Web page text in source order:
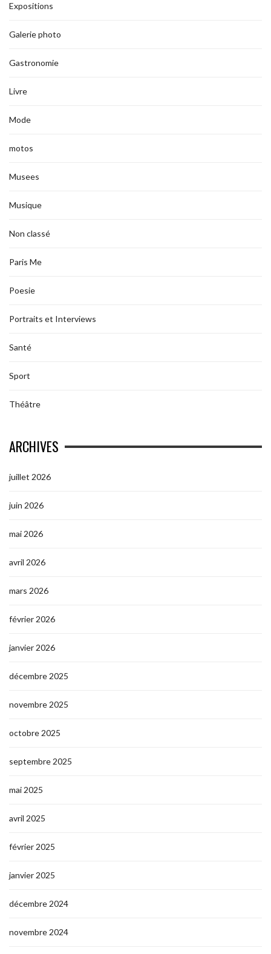
Expositions
Galerie photo
Gastronomie
Livre
Mode
motos
Musees
Musique
Non classé
Paris Me
Poesie
Portraits et Interviews
Santé
Sport
Théâtre
ARCHIVES
juillet 2026
juin 2026
mai 2026
avril 2026
mars 2026
février 2026
janvier 2026
décembre 2025
novembre 2025
octobre 2025
septembre 2025
mai 2025
avril 2025
février 2025
janvier 2025
décembre 2024
novembre 2024